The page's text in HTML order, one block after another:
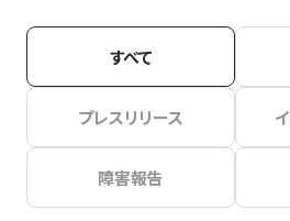
すべて
プレスリリース
障害報告